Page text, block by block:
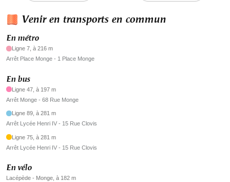
Venir en transports en commun
En métro
Ligne 7, à 216 m
Arrêt Place Monge - 1 Place Monge
En bus
Ligne 47, à 197 m
Arrêt Monge - 68 Rue Monge
Ligne 89, à 281 m
Arrêt Lycée Henri IV - 15 Rue Clovis
Ligne 75, à 281 m
Arrêt Lycée Henri IV - 15 Rue Clovis
En vélo
Lacépède - Monge, à 182 m